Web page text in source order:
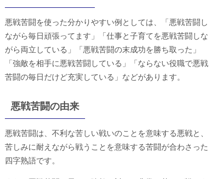
悪戦苦闘を使った分かりやすい例としては、「悪戦苦闘し
ながら毎日頑張ってます」「仕事と子育てを悪戦苦闘しな
がら両立している」「悪戦苦闘の末成功を勝ち取った」
「強敵を相手に悪戦苦闘している」「ならない役職で悪戦
苦闘の毎日だけど充実している」などがあります。
悪戦苦闘の由来
悪戦苦闘は、不利な苦しい戦いのことを意味する悪戦と、
苦しみに耐えながら戦うことを意味する苦闘が合わさった
四字熟語です。